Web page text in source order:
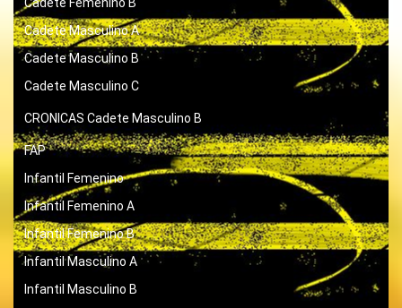
Cadete Masculino A
Cadete Masculino B
Cadete Masculino C
CRONICAS Cadete Masculino B
FAP
Infantil Femenino
Infantil Femenino A
Infantil Femenino B
Infantil Masculino A
Infantil Masculino B